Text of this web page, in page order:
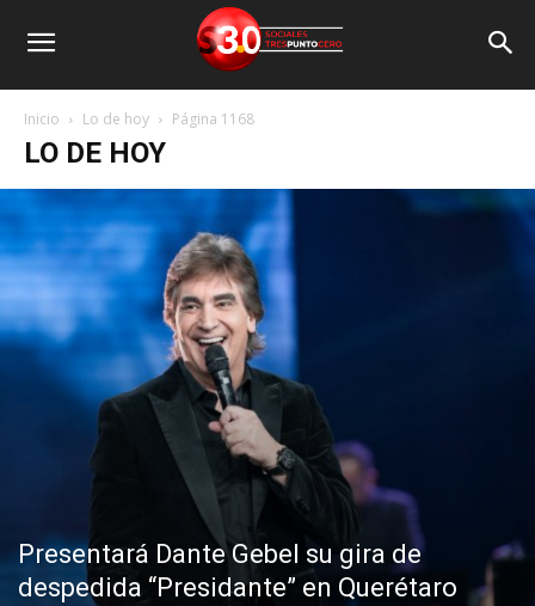
Inicio Lo de hoy Página 1168
LO DE HOY
Presentará Dante Gebel su gira de
despedida “Presidante” en Querétaro